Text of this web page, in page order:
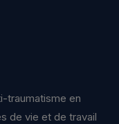
traumatisme en
de vie et de travail